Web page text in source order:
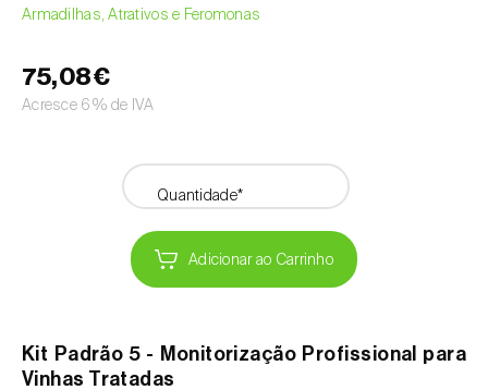
Armadilhas, Atrativos e Feromonas
75,08€
Acresce 6% de IVA
Quantidade*
Adicionar ao Carrinho
Kit Padrão 5 - Monitorização Profissional para
Vinhas Tratadas